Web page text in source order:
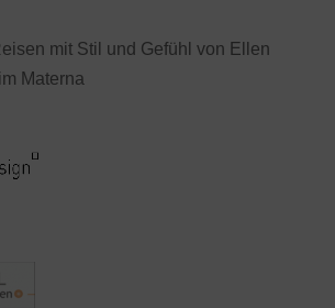
mit Stil und Gefühl von Ellen
Materna